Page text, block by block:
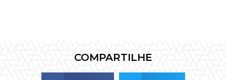
COMPARTILHE